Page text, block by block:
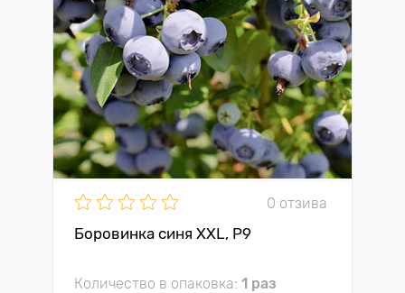
0 отзива
Боровинка синя XXL, P9
Количество в опаковка: 1 раз